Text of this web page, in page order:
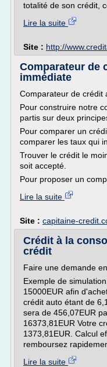
totalité de son crédit,
Lire la suite
Site : http://
Comparateur de
immédiate
Comparateur de crédit
Pour construire notre
partis sur deux
Pour comparer un
comparer les taux qui
Trouver le crédit le
soit accepté.
Pour proposer un
Lire la suite
Site : capitaine-
Crédit à la
crédit
Faire une demande
Exemple de
15000EUR afin
crédit auto étant de
sera de 456,07EUR
16373,81EUR Votre
1373,81EUR. Calcul
remboursez
Lire la suite